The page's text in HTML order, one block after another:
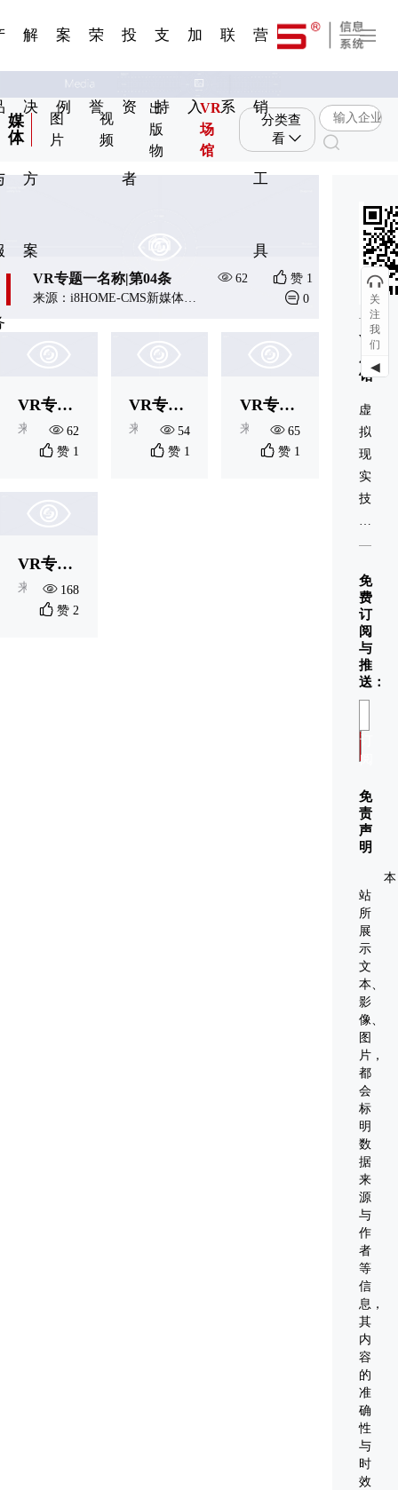
解
决
方
案
案
例
荣
誉
投
资
者
支
持
加
入
联
系
营
销
工
具
媒
体
图
片
视
频
出
版
物
VR
场
馆
分类查
看
VR专题一名称|第04条
来源：i8HOME-CMS新媒体信息系统
62
赞 1
0
VR专
VR专题一名称|第04条
来源：i8HOME-CMS新媒体信息系统
62
赞 1
VR专题一名称|第03条
来源：i8HOME-CMS新媒体信息系统
54
赞 1
VR专题一名称|第02条
来源：i8HOME-CMS新媒体
65
赞 1
VR专题一名称|第01条
来源：i8HOME-CMS新媒体信息系统
168
赞 2
环
扫
VR
馆
虚
拟
现
实
技
术
(英
名
称：
Virtual
Reality
缩
写
VR)，
又
称
灵
境
技
是
20
世
纪
发
展
起
来
的
一
项
全
新
的
实
用
技
术。
虚
拟
现
实
技
术
囊
括
计
免
费
订
阅
与
推
送：
订
阅
免
责
声
明
本
站
所
展
示
文
本、
影
像、
图
片，
都
会
标
明
数
据
来
源
与
作
者
等
信
息，
其
内
容
的
准
确
性
与
时
效
关
注
我
们
◀